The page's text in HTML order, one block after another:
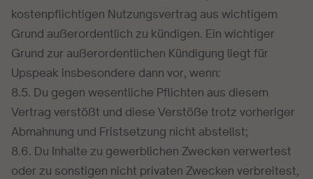
kostenpflichtigen Nutzungsvertrag aus wichtigem
Grund außerordentlich zu kündigen. Ein wichtiger
Grund zur außerordentlichen Kündigung liegt für
Upspeak insbesondere dann vor, wenn:
8.5. Du gegen wesentliche Pflichten aus diesem
Vertrag verstößt und diese Verstöße trotz vorheriger
Abmahnung und Fristsetzung nicht abstellst;
8.6. Du Inhalte zu gewerblichen Zwecken verwertest
oder zu sonstigen nicht privaten Zwecken verbreitest,